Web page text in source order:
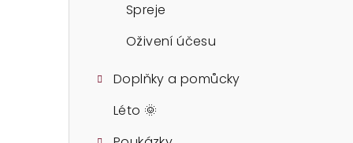
Spreje
Oživení účesu
Doplňky a pomůcky
Léto 🌞